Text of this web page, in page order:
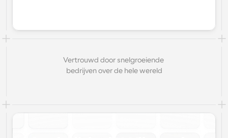
Vertrouwd door snelgroeiende
bedrijven over de hele wereld